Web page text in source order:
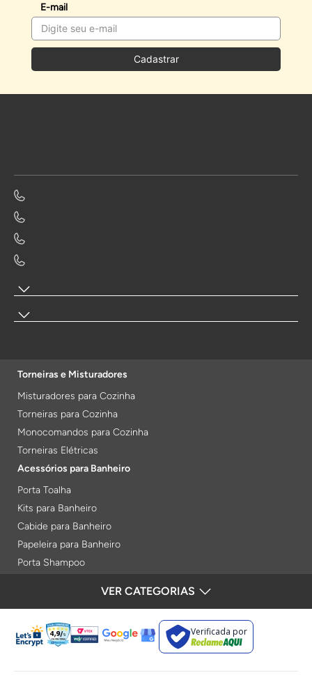
E-mail
Cadastrar
Torneiras e Misturadores
Misturadores para Cozinha
Torneiras para Cozinha
Monocomandos para Cozinha
Torneiras Elétricas
Acessórios para Banheiro
Porta Toalha
Kits para Banheiro
Cabide para Banheiro
Papeleira para Banheiro
Porta Shampoo
Gabinetes para Banheiro
VER CATEGORIAS
Verificada por